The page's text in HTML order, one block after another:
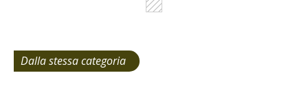
Dalla stessa categoria